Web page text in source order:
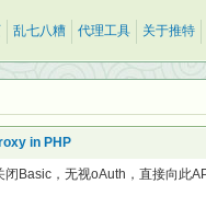
乱七八糟 代理工具 关于推特
in PHP
闭Basic，无视oAuth，直接向此